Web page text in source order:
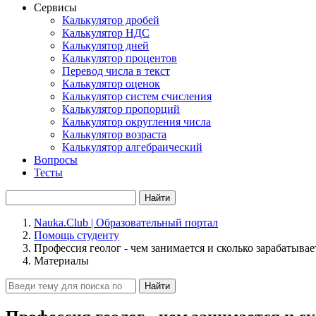
Сервисы
Калькулятор дробей
Калькулятор НДС
Калькулятор дней
Калькулятор процентов
Перевод числа в текст
Калькулятор оценок
Калькулятор систем счисления
Калькулятор пропорций
Калькулятор округления числа
Калькулятор возраста
Калькулятор алгебраический
Вопросы
Тесты
Найти
Nauka.Club | Образовательный портал
Помощь студенту
Профессия геолог - чем занимается и сколько
Материалы
Найти